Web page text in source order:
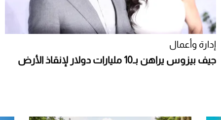
إدارة وأعمال
جيف بيزوس يراهن بـ10 مليارات دولار لإنقاذ الأرض